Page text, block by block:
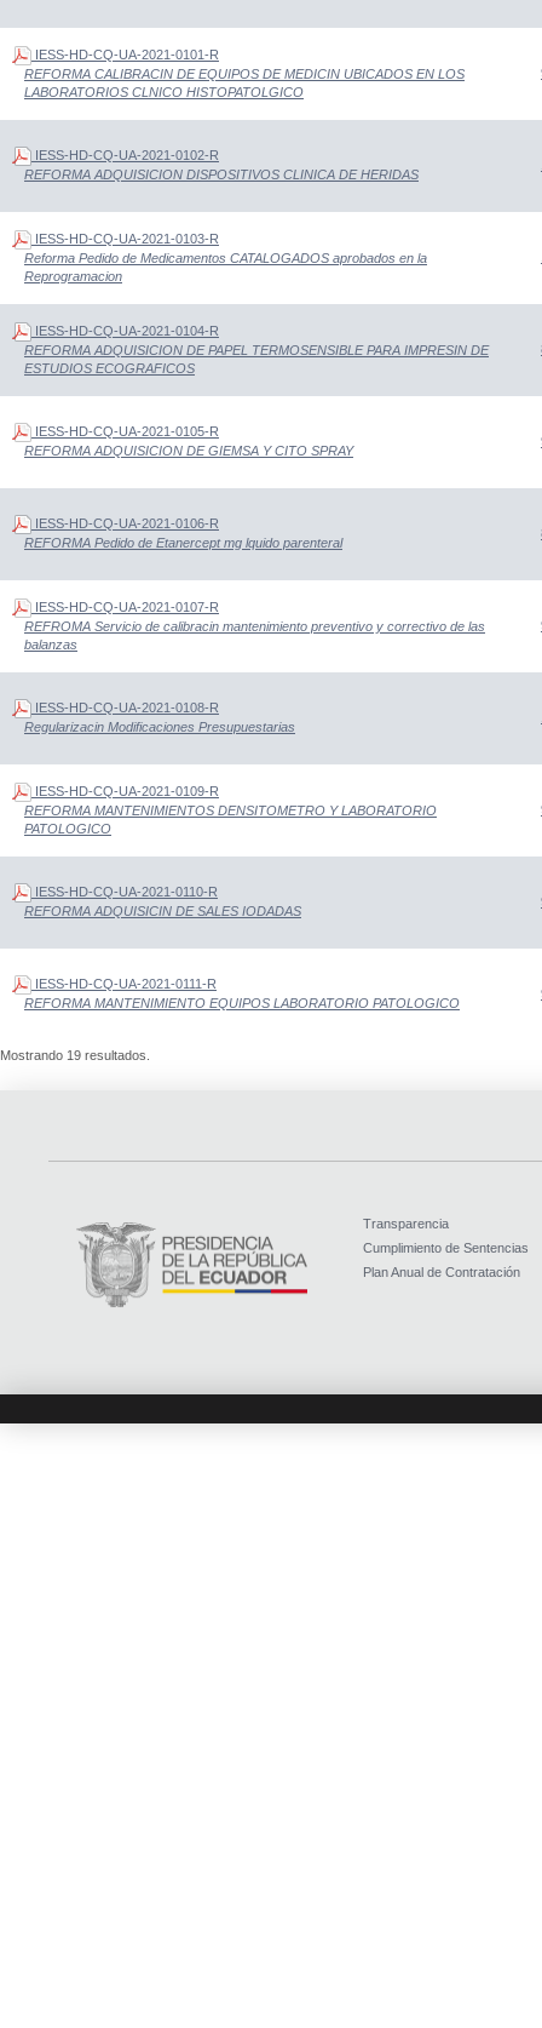
IESS-HD-CQ-UA-2021-0101-R
REFORMA CALIBRACIN DE EQUIPOS DE MEDICIN UBICADOS EN LOS
LABORATORIOS CLNICO HISTOPATOLGICO
IESS-HD-CQ-UA-2021-0102-R
REFORMA ADQUISICION DISPOSITIVOS CLINICA DE HERIDAS
IESS-HD-CQ-UA-2021-0103-R
Reforma Pedido de Medicamentos CATALOGADOS aprobados en la
Reprogramacion
IESS-HD-CQ-UA-2021-0104-R
REFORMA ADQUISICION DE PAPEL TERMOSENSIBLE PARA IMPRESIN DE
ESTUDIOS ECOGRAFICOS
IESS-HD-CQ-UA-2021-0105-R
REFORMA ADQUISICION DE GIEMSA Y CITO SPRAY
IESS-HD-CQ-UA-2021-0106-R
REFORMA Pedido de Etanercept mg lquido parenteral
IESS-HD-CQ-UA-2021-0107-R
REFROMA Servicio de calibracin mantenimiento preventivo y correctivo de las
balanzas
IESS-HD-CQ-UA-2021-0108-R
Regularizacin Modificaciones Presupuestarias
IESS-HD-CQ-UA-2021-0109-R
REFORMA MANTENIMIENTOS DENSITOMETRO Y LABORATORIO
PATOLOGICO
IESS-HD-CQ-UA-2021-0110-R
REFORMA ADQUISICIN DE SALES IODADAS
IESS-HD-CQ-UA-2021-0111-R
REFORMA MANTENIMIENTO EQUIPOS LABORATORIO PATOLOGICO
Mostrando 19 resultados.
Transparencia
Cumplimiento de Sentencias
Plan Anual de Contratación